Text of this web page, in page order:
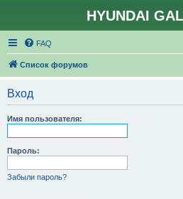
HYUNDAI
FAQ
Список форумов
Вход
Имя пользователя:
Пароль:
Забыли пароль?